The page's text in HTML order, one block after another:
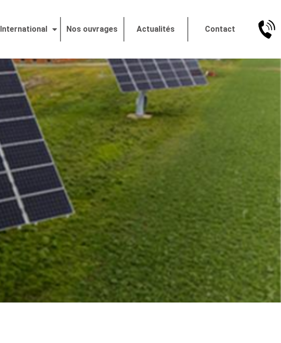
International Nos ouvrages Actualités Contact